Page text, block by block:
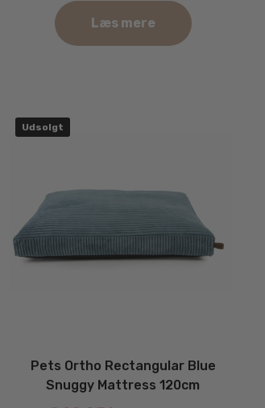
Læs mere
Udsolgt
Pets Ortho Rectangular Blue
Snuggy Mattress 120cm